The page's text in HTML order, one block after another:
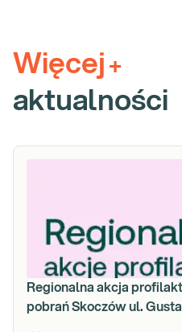
Więcej +
aktualności
Regionalna akcja
pobrań Skoczów ul.